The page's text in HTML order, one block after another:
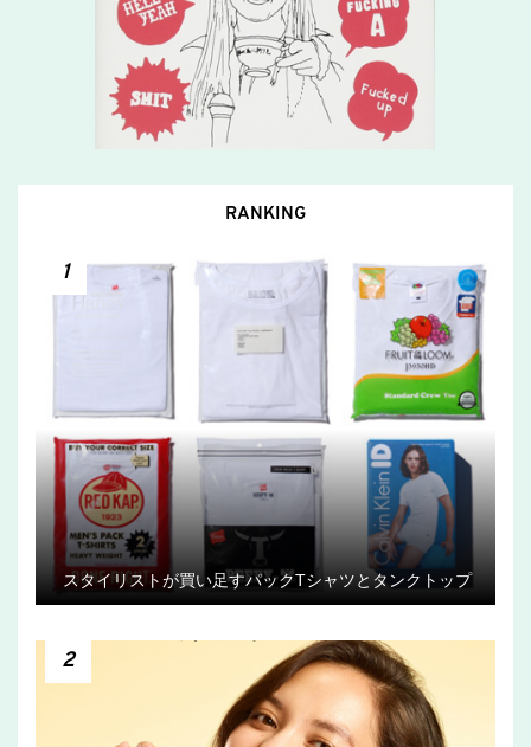
RANKING
1
スタイリストが買い足すパックTシャツとタンクトップ
2